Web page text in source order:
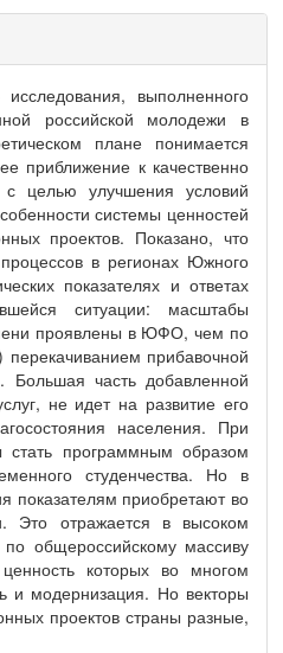
исследования, выполненного
российской молодежи в
плане понимается
приближение к качественно
целью улучшения условий
системы ценностей
проектов. Показано, что
в регионах Южного
показателях и ответах
ситуации: масштабы
проявлены в ЮФО, чем по
прибавочной
Большая часть добавленной
не идет на развитие его
населения. При
программным образом
студенчества. Но в
показателям приобретают во
Это отражается в высоком
общероссийскому массиву
которых во многом
и модернизация. Но векторы
проектов страны разные,